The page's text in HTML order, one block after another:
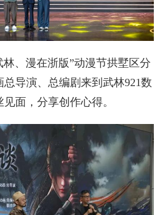
林、漫在浙版”动漫节拱墅区分
导演、总编剧来到武林921数
面，分享创作心得。